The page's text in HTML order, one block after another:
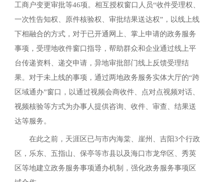
工商户变更审批等46项。相互授权窗口人员“收件受理权、
一次性告知权、原件核验权、审批结果送达权”，以线上线
下相融合的方式，对于已开通网上、掌上申请的政务服务
事项，受理地收件窗口指导，帮助群众和企业通过线上平
台传递资料、递交申请，异地审批部门线上反馈受理结
果。对于未上线的事项，通过两地政务服务实体大厅的“跨
区域通办”窗口，以通过视频会商收件、点对点视频对话、
视频核验等方式为办事人提供咨询、收件、审查、结果送
达等服务。
在此之前，天涯区已与市内海棠、崖州、吉阳3个行政
区，乐东、五指山、保亭等市县以及海口市龙华区、秀英
区等地建立政务服务事项通办机制，强化政务服务事项区